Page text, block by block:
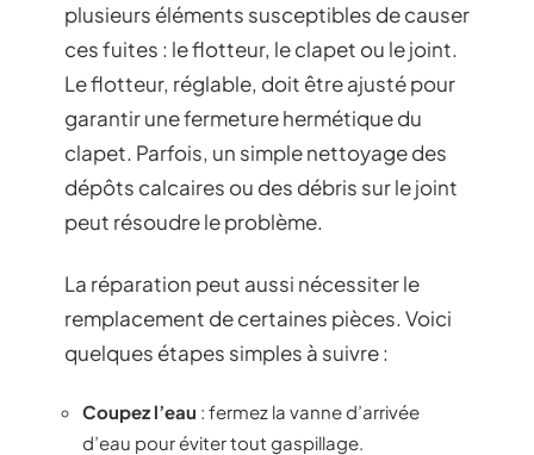
plusieurs éléments susceptibles de causer
ces fuites : le flotteur, le clapet ou le joint.
Le flotteur, réglable, doit être ajusté pour
garantir une fermeture hermétique du
clapet. Parfois, un simple nettoyage des
dépôts calcaires ou des débris sur le joint
peut résoudre le problème.
La réparation peut aussi nécessiter le
remplacement de certaines pièces. Voici
quelques étapes simples à suivre :
Coupez l’eau : fermez la vanne d’arrivée
d’eau pour éviter tout gaspillage.